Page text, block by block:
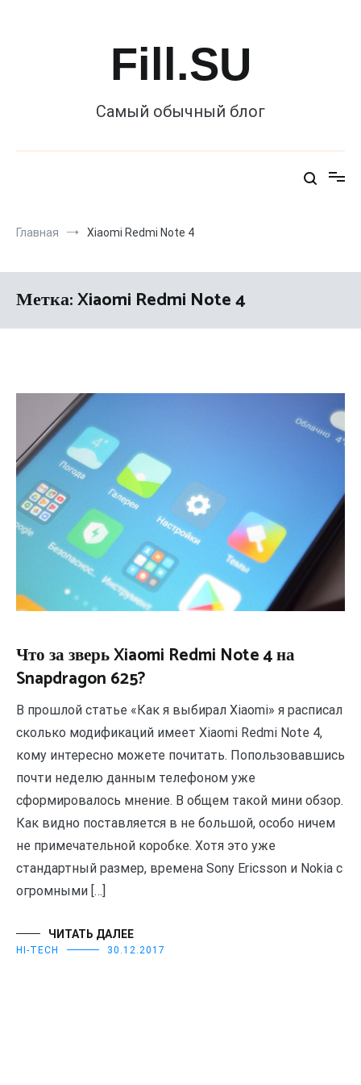
Fill.SU
Самый обычный блог
Главная Xiaomi Redmi Note 4
Метка:Xiaomi Redmi Note 4
Что за зверь Xiaomi Redmi Note 4 на
Snapdragon 625?
В прошлой статье «Как я выбирал Xiaomi» я расписал
сколько модификаций имеет Xiaomi Redmi Note 4,
кому интересно можете почитать. Попользовавшись
почти неделю данным телефоном уже
сформировалось мнение. В общем такой мини обзор.
Как видно поставляется в не большой, особо ничем
не примечательной коробке. Хотя это уже
стандартный размер, времена Sony Ericsson и Nokia с
огромными […]
ЧИТАТЬ ДАЛЕЕ
HI-TECH 30.12.2017